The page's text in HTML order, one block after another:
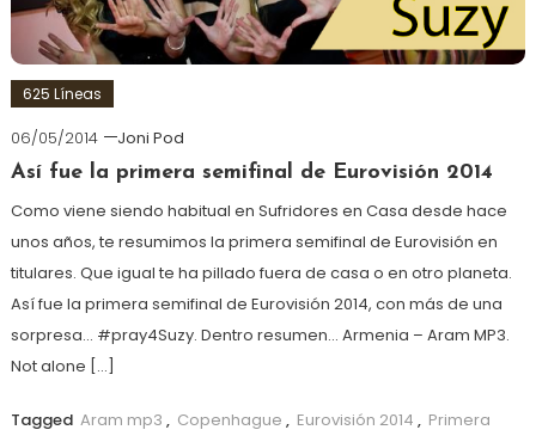
625 Líneas
06/05/2014
Joni Pod
Así fue la primera semifinal de Eurovisión 2014
Como viene siendo habitual en Sufridores en Casa desde hace
unos años, te resumimos la primera semifinal de Eurovisión en
titulares. Que igual te ha pillado fuera de casa o en otro planeta.
Así fue la primera semifinal de Eurovisión 2014, con más de una
sorpresa… #pray4Suzy. Dentro resumen… Armenia – Aram MP3.
Not alone […]
Tagged Aram mp3 , Copenhague , Eurovisión 2014 , Primera